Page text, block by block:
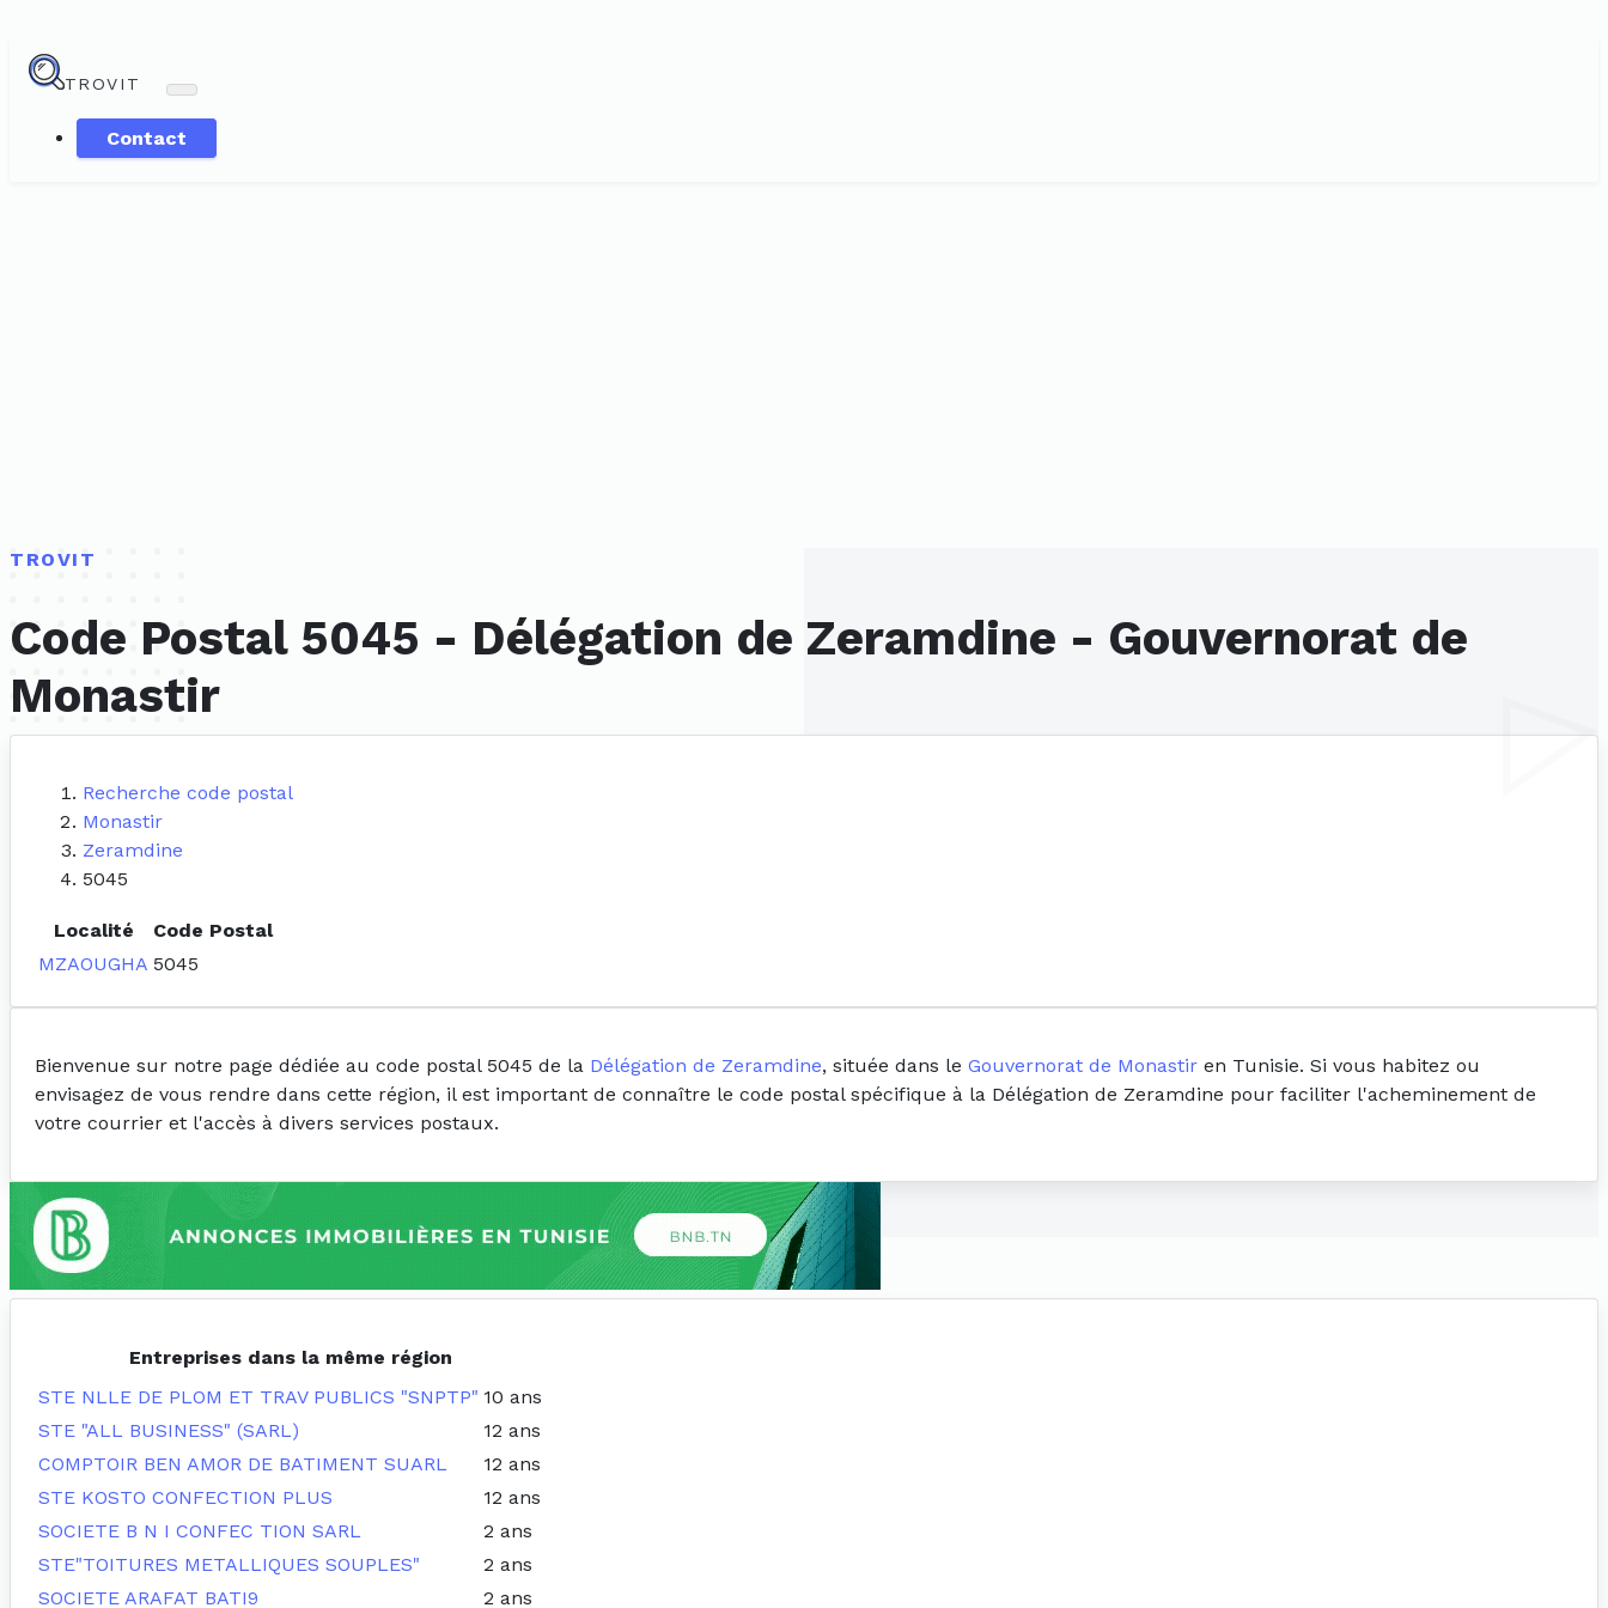
TROVIT
Contact
TROVIT
Code Postal 5045 - Délégation de Zeramdine - Gouvernorat de
Monastir
Recherche code postal
Monastir
Zeramdine
5045
Localité
Code Postal
MZAOUGHA 5045
Bienvenue sur notre page dédiée au code postal 5045 de la Délégation de Zeramdine, située dans le Gouvernorat de Monastir en Tunisie. Si vous habitez ou
envisagez de vous rendre dans cette région, il est important de connaître le code postal spécifique à la Délégation de Zeramdine pour faciliter l'acheminement de
votre courrier et l'accès à divers services postaux.
Entreprises dans la même région
STE NLLE DE PLOM ET TRAV PUBLICS "SNPTP" 10 ans
STE "ALL BUSINESS" (SARL)
12 ans
COMPTOIR BEN AMOR DE BATIMENT SUARL
12 ans
STE KOSTO CONFECTION PLUS
12 ans
SOCIETE B N I CONFEC TION SARL
2 ans
STE"TOITURES METALLIQUES SOUPLES"
2 ans
SOCIETE ARAFAT BATI9
2 ans